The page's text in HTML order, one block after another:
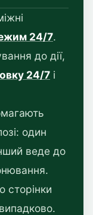
24/7.
до дії,
24/7 і
один
веде до
сторінки